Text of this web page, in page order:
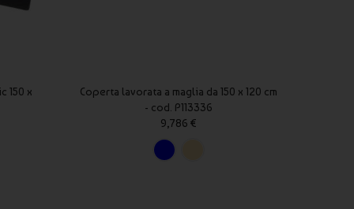
150 x
Coperta lavorata a maglia da 150 x 120 cm
- cod. P113336
9,786 €